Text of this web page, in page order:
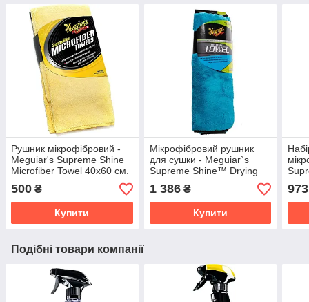
Рушник мікрофібровий -
Meguiar's Supreme Shine
Microfiber Towel 40х60 см.
жовтий (X2010EU)
500 ₴
Купити
Мікрофібровий рушник
для сушки - Meguiar`s
Supreme Shine™ Drying
Towel 39,37x54,61 см.
синій (X210100)
1 386₴
Купити
973
Подібні товари компанії